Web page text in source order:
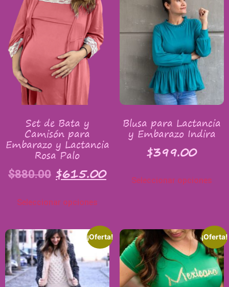
Set de Bata y
Camisón para
Embarazo y Lactancia
Rosa Palo
$880.00 $615.00
Seleccionar opciones
Blusa para Lactancia
y Embarazo Indira
$399.00
Seleccionar opciones
¡Oferta! ¡Oferta!